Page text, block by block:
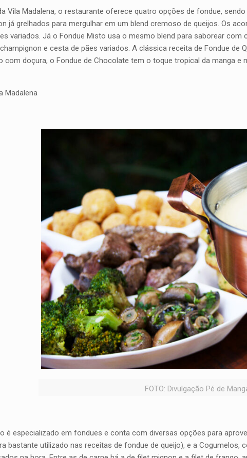
Vila Madalena, o restaurante oferece quatro opções de fondue,
já grelhados para mergulhar em um blend cremoso de queijos. Os
variados. Já o Fondue Misto usa o mesmo blend para saborear com
e cesta de pães variados. A clássica receita de Fondue de
com doçura, o Fondue de Chocolate tem o toque tropical da manga e
Madalena
FOTO: Divulgação Pé de
é especializado em fondues e conta com diversas opções para
bastante utilizado nas receitas de fondue de queijo), e a